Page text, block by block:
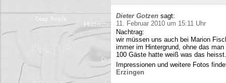
Dieter Gotzen sagt:
11. Februar 2010 um 15:11 Uhr
Nachtrag:
wir müssen uns auch bei Marion
immer im Hintergrund, ohne das
100 Gäste hatte weiß was das heisst.
Impressionen und weitere Fotos
Erzingen